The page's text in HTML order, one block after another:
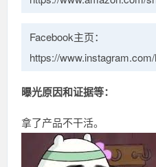
Facebook主页：
https://
曝光原因和证据等：
拿了产品不干活。